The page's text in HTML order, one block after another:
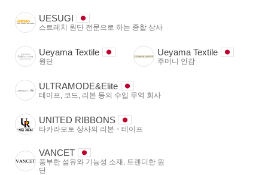
UESUGI
스트레치 원단 전문으로 하는 종합 상사
Ueyama Textile
원단
Ueyama Textile
주머니 안감
ULTRAMODE&Elite
테이프, 코드, 리본 등의 수입 무역 회사
UNITED RIBBONS
타카라모토 상사의 리본・테이프
VANCET
풍부한 섬유와 기능성 소재, 트렌디한 원
단